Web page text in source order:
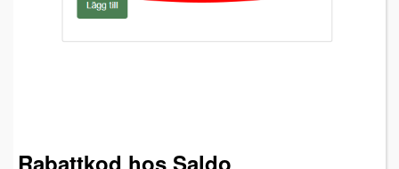
Rabattkod hos Saldo